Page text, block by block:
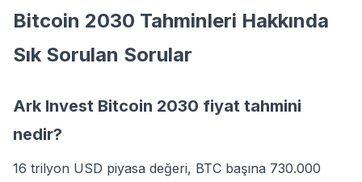
Bitcoin 2030 Tahminleri Hakkında
Sık Sorulan Sorular
Ark Invest Bitcoin 2030 fiyat tahmini
nedir?
16 trilyon USD piyasa değeri, BTC başına 730.000